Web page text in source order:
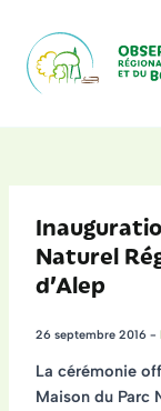
contenu
Naturel
d’Alep
26 septembre 2016 -
La cérémonie
Maison du Parc